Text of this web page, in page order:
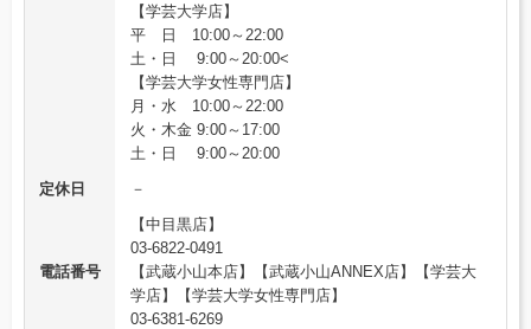
【学芸大学店】
平 日 10:00～22:00
土・日 9:00～20:00<
【学芸大学女性専門店】
月・水 10:00～22:00
火・木金 9:00～17:00
土・日 9:00～20:00
定休日
－
電話番号
【中目黒店】
03-6822-0491
【武蔵小山本店】【武蔵小山ANNEX店】【学芸大
学店】【学芸大学女性専門店】
03-6381-6269